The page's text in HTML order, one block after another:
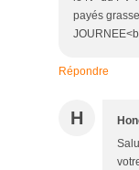
payés
Répondre
H